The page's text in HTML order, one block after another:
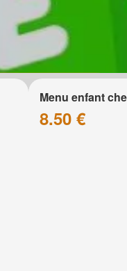
Menu enfant
8.50 €